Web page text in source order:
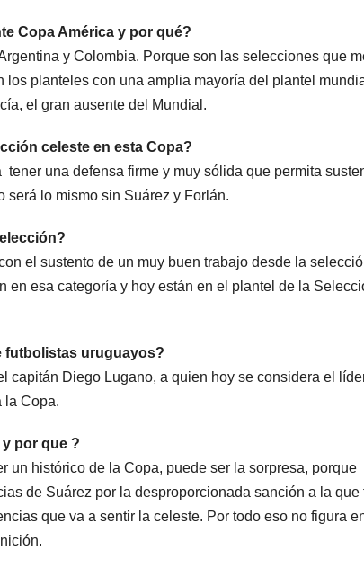
Copa América y por qué?
y Colombia. Porque son las selecciones que
planteles con una amplia mayoría del plantel
el gran ausente del Mundial.
celeste en esta Copa?
una defensa firme y muy sólida que permita
será lo mismo sin Suárez y Forlán.
el sustento de un muy buen trabajo desde la
en esa categoría y hoy están en el plantel de la
futbolistas uruguayos?
capitán Diego Lugano, a quien hoy se considera el
la Copa.
por que ?
un histórico de la Copa, puede ser la sorpresa, porque
de Suárez por la desproporcionada sanción a la que
que va a sentir la celeste. Por todo eso no figura